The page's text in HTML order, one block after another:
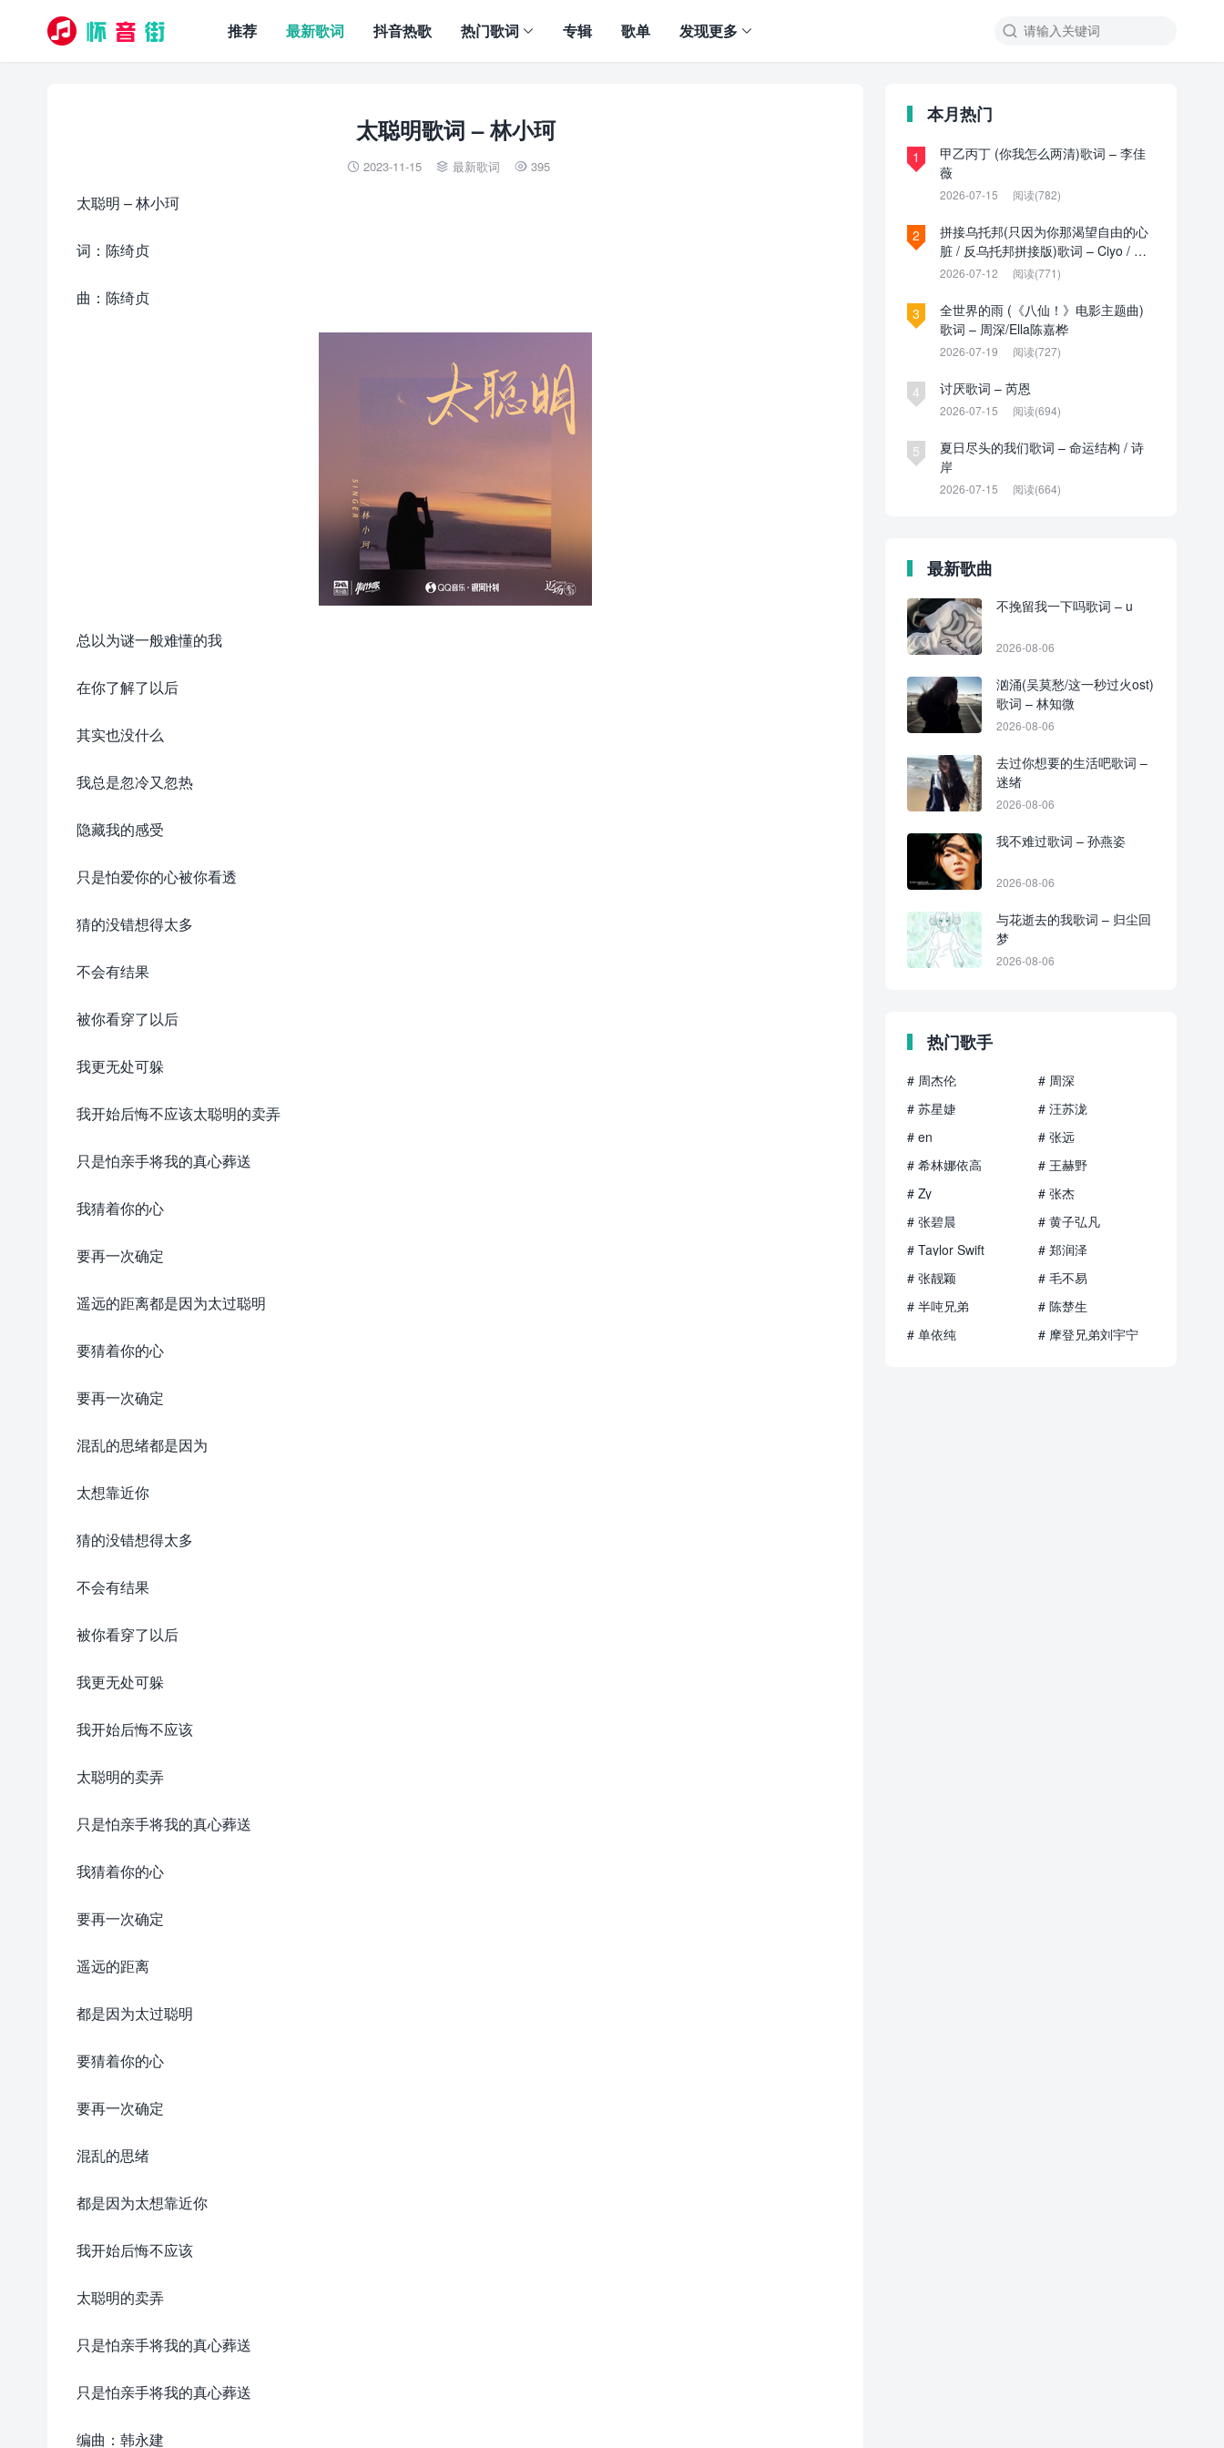

推荐 最新歌词 抖音热歌 热门歌词 专辑 歌单 发现更多
太聪明歌词 – 林小珂
 2023-11-15  最新歌词  395
太聪明 – 林小珂
词：陈绮贞
曲：陈绮贞
总以为谜一般难懂的我
在你了解了以后
其实也没什么
我总是忽冷又忽热
隐藏我的感受
只是怕爱你的心被你看透
猜的没错想得太多
不会有结果
被你看穿了以后
我更无处可躲
我开始后悔不应该太聪明的卖弄
只是怕亲手将我的真心葬送
我猜着你的心
要再一次确定
遥远的距离都是因为太过聪明
要猜着你的心
要再一次确定
混乱的思绪都是因为
太想靠近你
猜的没错想得太多
不会有结果
被你看穿了以后
我更无处可躲
我开始后悔不应该
太聪明的卖弄
只是怕亲手将我的真心葬送
我猜着你的心
要再一次确定
遥远的距离
都是因为太过聪明
要猜着你的心
要再一次确定
混乱的思绪
都是因为太想靠近你
我开始后悔不应该
太聪明的卖弄
只是怕亲手将我的真心葬送
只是怕亲手将我的真心葬送
编曲：韩永建
本月热门
1
甲乙丙丁 (你我怎么两清)歌词 – 李佳
薇
2026-07-15 阅读(782)
2
拼接乌托邦(只因为你那渴望自由的心
脏 / 反乌托邦拼接版)歌词 – Ciyo / 见
过夏天P / 乌托邦P
2026-07-12 阅读(771)
3
全世界的雨 (《八仙！》电影主题曲)
歌词 – 周深/Ella陈嘉桦
2026-07-19 阅读(727)
4 讨厌歌词 – 芮恩
2026-07-15 阅读(694)
5
夏日尽头的我们歌词 – 命运结构 / 诗
岸
2026-07-15 阅读(664)
最新歌曲
不挽留我一下吗歌词 – u
2026-08-06
汹涌(吴莫愁/这一秒过火ost)
歌词 – 林知微
2026-08-06
去过你想要的生活吧歌词 –
迷绪
2026-08-06
我不难过歌词 – 孙燕姿
2026-08-06
与花逝去的我歌词 – 归尘回
梦
2026-08-06
热门歌手
# 周杰伦
# 周深
# 苏星婕
# 汪苏泷
# en
# 张远
# 希林娜依高
# 王赫野
# Zy
# 张杰
# 张碧晨
# 黄子弘凡
# Taylor Swift
# 郑润泽
# 张靓颖
# 毛不易
# 半吨兄弟
# 陈楚生
# 单依纯
# 摩登兄弟刘宇宁